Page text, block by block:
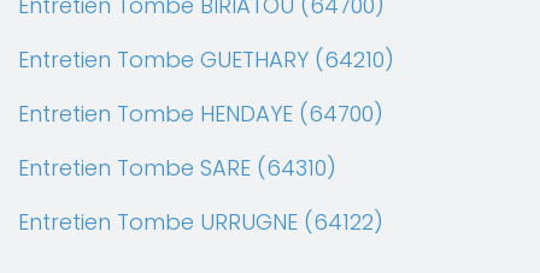
Entretien Tombe GUETHARY (64210)
Entretien Tombe HENDAYE (64700)
Entretien Tombe SARE (64310)
Entretien Tombe URRUGNE (64122)